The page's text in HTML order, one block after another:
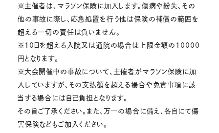
※主催者は、マラソン保険に加入します。傷病や紛失、その
他の事故に際し、応急処置を行う他は保険の補償の範囲を
超える一切の責任は負いません。
※10日を超える入院又は通院の場合は上限金額の10000
円となります。
※大会開催中の事故について、主催者がマラソン保険に加
入していますが、その支払額を超える場合や免責事項に該
当する場合には自己負担となります。
その旨ご了承ください。また、万一の場合に備え、各自にて傷
害保険などもご加入ください。